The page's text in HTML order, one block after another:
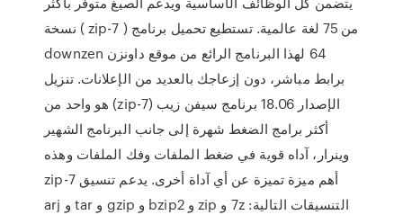
من 75 لغة عالمية. تستطيع تحميل برنامج ( 7-zip ) نسخة
64 لهذا البرنامج الرائع من موقع داونزن downzen
برابط مباشر، دون إزعاجك بالعديد من الإعلانات. تنزيل
الإصدار 18.06 برنامج سيفن زيب (7-zip) هو واحد من
أكثر برامج الضغط شهرة إلى جانب البرنامج الشهير
وينرار، آداه قوية في ضغط الملفات وفك الملفات وهذه
أهم ميزة تميزة عن أي آداة أخرى. يدعم تنسيق 7-zip
التنسيقات التالية: 7z و zip و bzip2 و gzip و tar و arj